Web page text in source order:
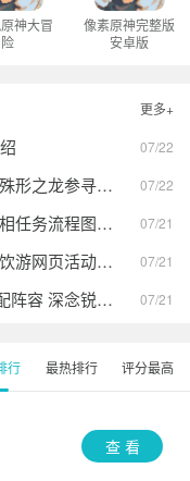
神大冒
险
像素原神完整版
安卓版
更多+
07/22
原神殊形之龙参寻战记第二关怎么过 殊形之龙参寻战记第二关通关技巧全攻略 07/22
原神曾经的真相任务怎么做 曾经的真相任务流程图文攻略2026 07/21
原神微风饮游网页活动怎么参与 微风饮游网页活动最新入口地址 07/21
原神深念锐意旋步舞第五天要如何搭配阵容 深念锐意旋步舞第五天阵容搭配思路 07/21
行 最热排行 评分最高
查 看